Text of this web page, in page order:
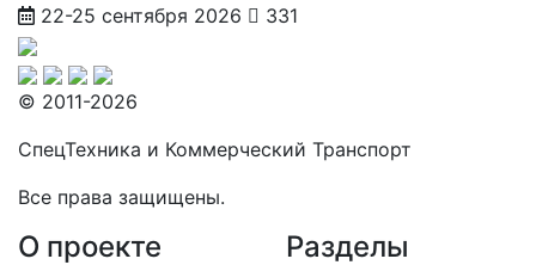
22-25 сентября 2026
331
© 2011-2026
СпецТехника и Коммерческий Транспорт
Все права защищены.
О проекте Разделы